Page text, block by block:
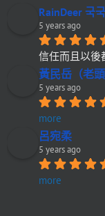
RainDeer 국
5 years ago
信任而且以後
黃民岳（老頭
5 years ago
more
呂宛柔
5 years ago
more